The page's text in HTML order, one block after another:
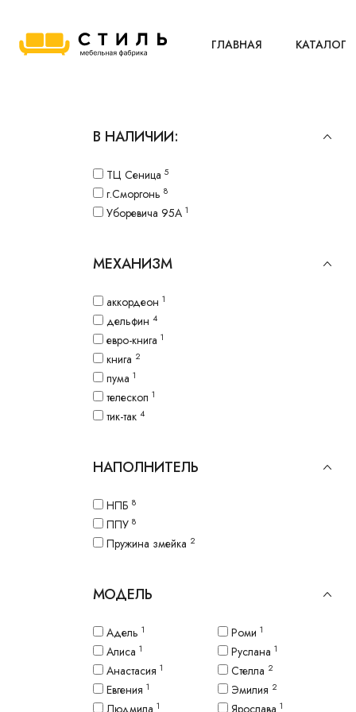
ГЛАВНАЯ КАТАЛОГ
В НАЛИЧИИ:
ТЦ Сеница 5
г.Сморгонь 8
Уборевича 95A 1
МЕХАНИЗМ
аккордеон 1
дельфин 4
евро-книга 1
книга 2
пума 1
телескоп 1
тик-так 4
НАПОЛНИТЕЛЬ
НПБ 8
ППУ 8
Пружина змейка 2
МОДЕЛЬ
Адель 1
Алиса 1
Анастасия 1
Евгения 1
Людмила 1
Роми 1
Руслана 1
Стелла 2
Эмилия 2
Ярослава 1